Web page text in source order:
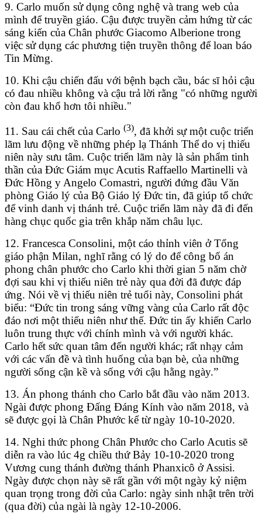
9. Carlo muốn sử dụng công nghệ và trang web của
mình để truyền giáo. Cậu được truyền cảm hứng từ các
sáng kiến của Chân phước Giacomo Alberione trong
việc sử dụng các phương tiện truyền thông để loan báo
Tin Mừng.
10. Khi cậu chiến đấu với bệnh bạch cầu, bác sĩ hỏi cậu
có đau nhiều không và cậu trả lời rằng "có những người
còn đau khổ hơn tôi nhiều."
11. Sau cái chết của Carlo (3), đã khởi sự một cuộc triển
lãm lưu động về những phép lạ Thánh Thể do vị thiếu
niên này sưu tâm. Cuộc triển lãm này là sản phẩm tinh
thần của Đức Giám mục Acutis Raffaello Martinelli và
Đức Hồng y Angelo Comastri, người đứng đầu Văn
phòng Giáo lý của Bộ Giáo lý Đức tin, đã giúp tổ chức
để vinh danh vị thánh trẻ. Cuộc triển lãm này đã đi đến
hàng chục quốc gia trên khắp năm châu lục.
12. Francesca Consolini, một cáo thỉnh viên ở Tổng
giáo phận Milan, nghĩ rằng có lý do để công bố án
phong chân phước cho Carlo khi thời gian 5 năm chờ
đợi sau khi vị thiếu niên trẻ này qua đời đã được đáp
ứng. Nói về vị thiếu niên trẻ tuổi này, Consolini phát
biểu: “Đức tin trong sáng vững vàng của Carlo rất độc
đáo nơi một thiếu niên như thế. Đức tin ấy khiến Carlo
luôn trung thực với chính mình và với người khác.
Carlo hết sức quan tâm đến người khác; rất nhạy cảm
với các vấn đề và tình huống của bạn bè, của những
người sống cận kề và sống với cậu hằng ngày.”
13. Án phong thánh cho Carlo bắt đầu vào năm 2013.
Ngài được phong Đấng Đáng Kính vào năm 2018, và
sẽ được gọi là Chân Phước kể từ ngày 10-10-2020.
14. Nghi thức phong Chân Phước cho Carlo Acutis sẽ
diễn ra vào lúc 4g chiều thứ Bảy 10-10-2020 trong
Vương cung thánh đường thánh Phanxicô ở Assisi.
Ngày được chọn này sẽ rất gần với một ngày kỷ niệm
quan trọng trong đời của Carlo: ngày sinh nhật trên trời
(qua đời) của ngài là ngày 12-10-2006.